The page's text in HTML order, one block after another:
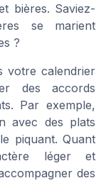
bières. Saviez-
se marient
?
votre calendrier
des accords
Par exemple,
avec des plats
piquant. Quant
léger et
des